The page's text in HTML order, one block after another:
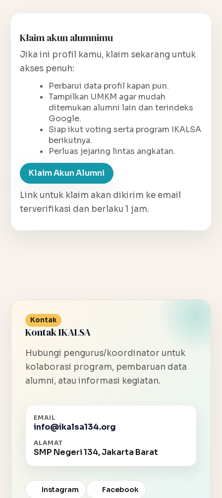
Klaim akun alumnimu
Jika ini profil kamu, klaim sekarang untuk
akses penuh:
Perbarui data profil kapan pun.
Tampilkan UMKM agar mudah
ditemukan alumni lain dan terindeks
Google.
Siap ikut voting serta program IKALSA
berikutnya.
Perluas jejaring lintas angkatan.
Klaim Akun Alumni
Link untuk klaim akan dikirim ke email
terverifikasi dan berlaku 1 jam.
Kontak
Kontak IKALSA
Hubungi pengurus/koordinator untuk
kolaborasi program, pembaruan data
alumni, atau informasi kegiatan.
EMAIL
info@ikalsa134.org
ALAMAT
SMP Negeri 134, Jakarta Barat
Instagram Facebook